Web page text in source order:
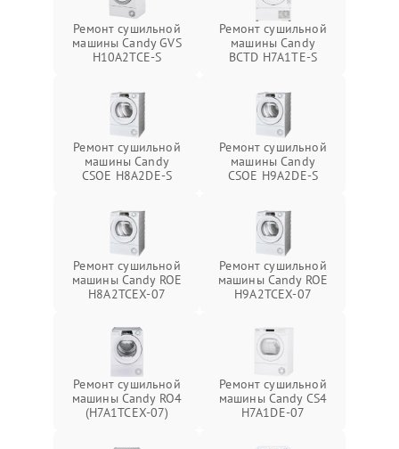
Ремонт сушильной
машины Candy GVS
H10A2TCE-S
Ремонт сушильной
машины Candy
BCTD H7A1TE-S
Ремонт сушильной
машины Candy
CSOE H8A2DE-S
Ремонт сушильной
машины Candy
CSOE H9A2DE-S
Ремонт сушильной
машины Candy ROE
H8A2TCEX-07
Ремонт сушильной
машины Candy ROE
H9A2TCEX-07
Ремонт сушильной
машины Candy RO4
(H7A1TCEX-07)
Ремонт сушильной
машины Candy CS4
H7A1DE-07